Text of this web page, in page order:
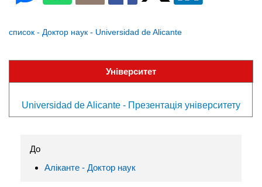
список - Доктор наук - Universidad de Alicante
Університет
Universidad de Alicante - Презентація університету
До
Аліканте - Доктор наук